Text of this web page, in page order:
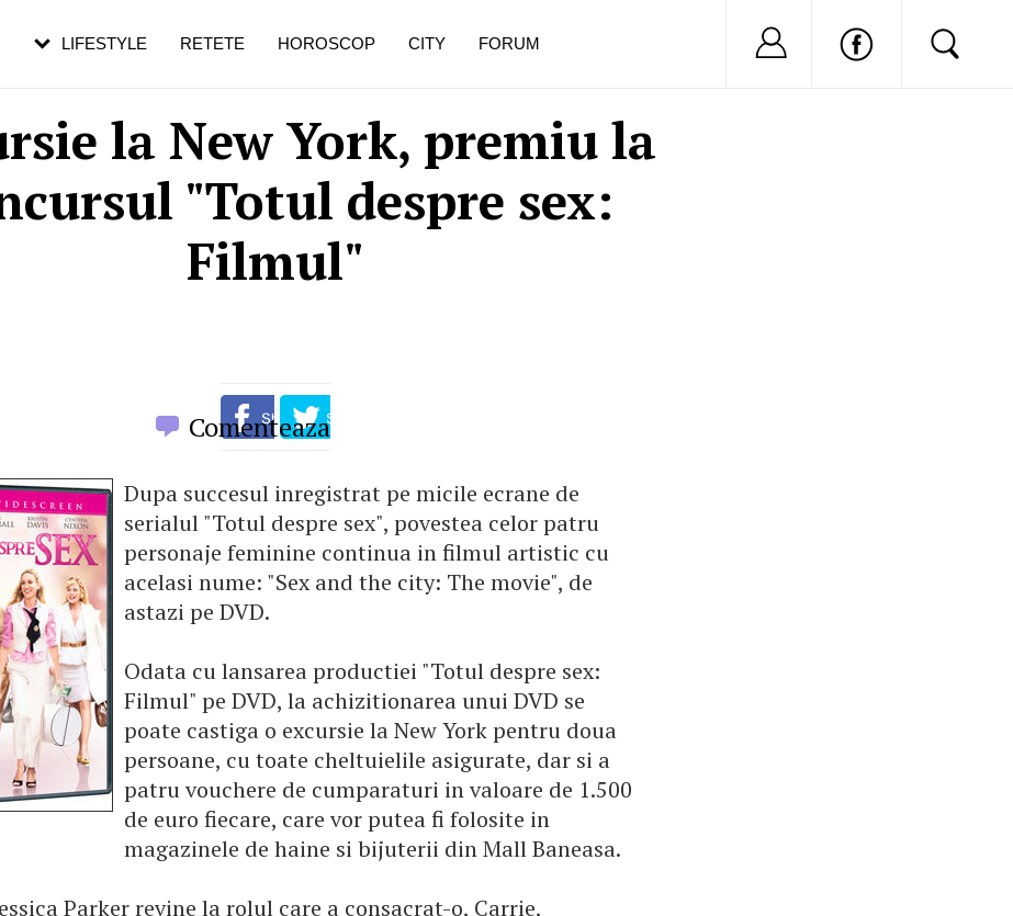
la New York, premiu la
"Totul despre sex:
Filmul"
Comenteaza
Dupa succesul inregistrat pe micile ecrane de
serialul "Totul despre sex", povestea celor patru
personaje feminine continua in filmul artistic cu
acelasi nume: "Sex and the city: The movie", de
astazi pe DVD.
Odata cu lansarea productiei "Totul despre sex:
Filmul" pe DVD, la achizitionarea unui DVD se
poate castiga o excursie la New York pentru doua
persoane, cu toate cheltuielile asigurate, dar si a
patru vouchere de cumparaturi in valoare de 1.500
de euro fiecare, care vor putea fi folosite in
magazinele de haine si bijuterii din Mall Baneasa.
Parker revine la rolul care a consacrat-o, Carrie,
LIFESTYLE RETETE HOROSCOP CITY FORUM Nu ai cont?
pe măsură ce înaintezi în vârstă